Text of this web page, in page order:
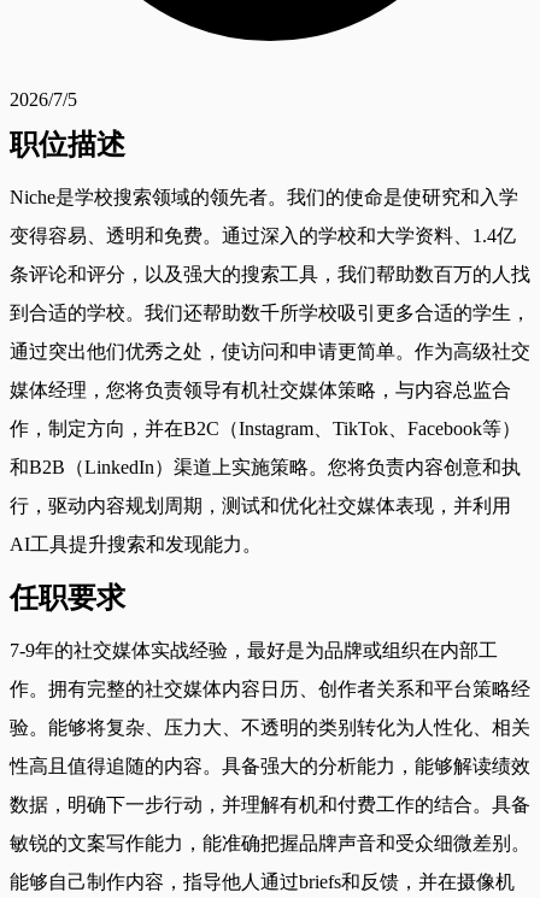
2026/7/5
职位描述
Niche是学校搜索领域的领先者。我们的使命是使研究和入学
变得容易、透明和免费。通过深入的学校和大学资料、1.4亿
条评论和评分，以及强大的搜索工具，我们帮助数百万的人找
到合适的学校。我们还帮助数千所学校吸引更多合适的学生，
通过突出他们优秀之处，使访问和申请更简单。作为高级社交
媒体经理，您将负责领导有机社交媒体策略，与内容总监合
作，制定方向，并在B2C（Instagram、TikTok、Facebook等）
和B2B（LinkedIn）渠道上实施策略。您将负责内容创意和执
行，驱动内容规划周期，测试和优化社交媒体表现，并利用
AI工具提升搜索和发现能力。
任职要求
7-9年的社交媒体实战经验，最好是为品牌或组织在内部工
作。拥有完整的社交媒体内容日历、创作者关系和平台策略经
验。能够将复杂、压力大、不透明的类别转化为人性化、相关
性高且值得追随的内容。具备强大的分析能力，能够解读绩效
数据，明确下一步行动，并理解有机和付费工作的结合。具备
敏锐的文案写作能力，能准确把握品牌声音和受众细微差别。
能够自己制作内容，指导他人通过briefs和反馈，并在摄像机